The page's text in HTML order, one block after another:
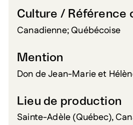
Culture / Référence
Canadienne; Québécoise
Mention
Don de Jean-Marie et
Lieu de production
Sainte-Adèle (Québec),